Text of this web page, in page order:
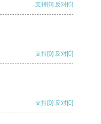
支持[0] 反对[0]
支持[0] 反对[0]
支持[0] 反对[0]